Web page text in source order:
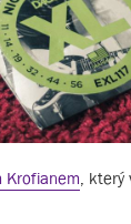
Krofianem ,